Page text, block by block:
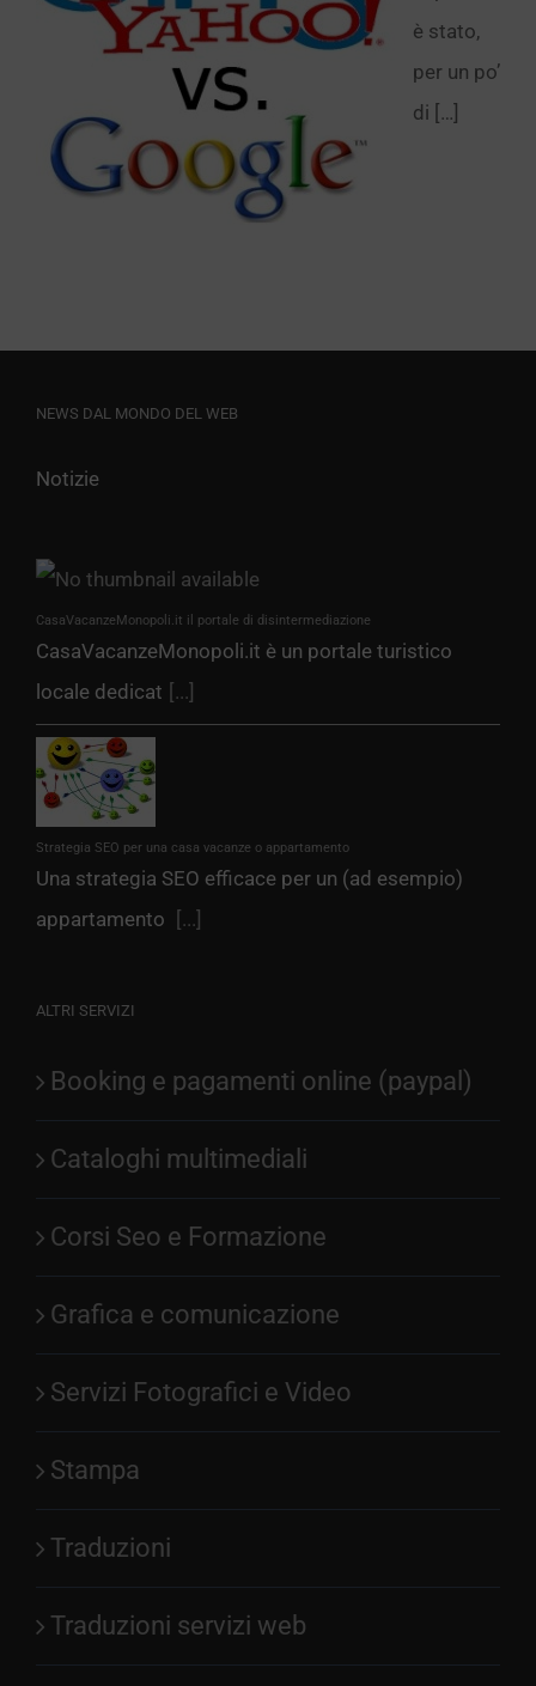
è stato,
per un po’
di […]
NEWS DAL MONDO DEL WEB
Notizie
CasaVacanzeMonopoli.it il portale di disintermediazione
CasaVacanzeMonopoli.it è un portale turistico
locale dedicat [...]
Strategia SEO per una casa vacanze o appartamento
Una strategia SEO efficace per un (ad esempio)
appartamento
[...]
ALTRI SERVIZI
Booking e pagamenti online (paypal)
Cataloghi multimediali
Corsi Seo e Formazione
Grafica e comunicazione
Servizi Fotografici e Video
Stampa
Traduzioni
Traduzioni servizi web